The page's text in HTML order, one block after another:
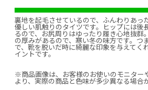
裏地を起毛させているので、ふんわりあっ
優しい肌触りのタイツです。ヒップには後
るので、お尻周りはゆったり履き心地抜群
の厚みがあるので、寒い冬の味方です。つ
で、靴を脱いだ時に綺麗な印象を与えてく
イントです。
※商品画像は、お客様のお使いのモニター
より、実際の商品と色味が多少異なる場合